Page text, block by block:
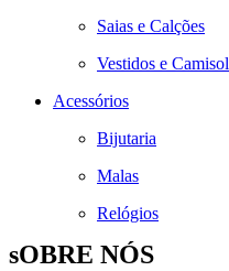
Saias e Calções
Vestidos e
Acessórios
Bijutaria
Malas
Relógios
sOBRE NÓS